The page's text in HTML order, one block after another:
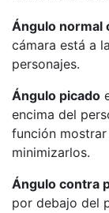
Ángulo normal
cámara está a
personajes.
Ángulo picado
encima del
función
minimizarlos.
Ángulo contra
por debajo del